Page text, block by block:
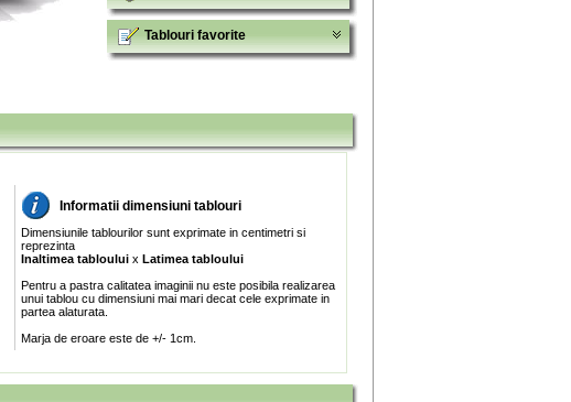
Tablouri favorite
Informatii dimensiuni tablouri
Dimensiunile tablourilor sunt exprimate in centimetri si
reprezinta
Inaltimea tabloului x Latimea tabloului
Pentru a pastra calitatea imaginii nu este posibila realizarea
unui tablou cu dimensiuni mai mari decat cele exprimate in
partea alaturata.
Marja de eroare este de +/- 1cm.